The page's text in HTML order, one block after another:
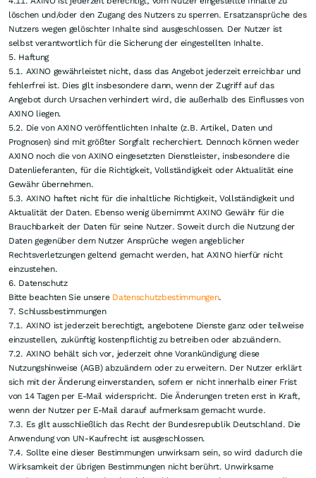
Dem Nutzer ist es nicht gestattet, unter mehren Pseudonymen im Forum
4.4. Der Nutzer hat in seinen Beiträgen einen fairen und sachlichen Ton zu
wahren. Die Meinung und Äußerung der anderen Teilnehmer ist zu
respektieren.
4.5. Um unnötige Ladezeiten zu vermeiden, wird der Nutzer gebeten, auf
das Anhängen von Bildern zu verzichten. Leserkommentare dienen darüber
hinaus dem sachlichen und verbalen Meinungsaustausch und der Diskussion
unter den registrierten Nutzern.
4.6. Sämtliche Beiträge werden erst nach Prüfung durch die Redaktion
freigegeben. Die Redaktion behält sich vor, Beiträge zu kürzen oder nicht zu
veröffentlichen. Nutzern, die wiederholt gegen die Nutzungsbestimmungen
verstoßen, kann die Registrierung entzogen werden.
rassistischem, anstößigem oder auch pornographischem Material, sowie
jegliche Verlinkung darauf ist verboten und kann rechtliche Folgen nach sich
ziehen. Es gilt ausschließlich das Recht der Bundesrepublik Deutschland.
4.8. Eine Pflicht zur Überprüfung der vom Nutzer eingestellten Inhalte
durch AXINO besteht nicht. AXINO behält sich aber das Recht vor,
4.9. Mit der Einstellung von Inhalten räumt der Nutzer AXINO und den mit
ihr verbundenen Unternehmen unentgeltlich das Recht ein, die Inhalte
zeitlich unbegrenzt zu speichern, zu verbreiten, zu veröffentlichen,
öffentlich zugänglich zu machen, zum Download anzubieten und in Online-
und Printmedien des AXINO und verbundener Unternehmen zu nutzen.
AXINO behält sich vor, Inhalte auch gekürzt zu veröffentlichen.
4.10. Der Nutzer versichert, zur Einräumung entsprechender
Nutzungsrechte an den eingestellten Inhalten berechtigt zu sein und stellt
AXINO und die mit ihm verbundenen Unternehmen von sämtlichen
Ansprüchen Dritter, die aufgrund der vom Nutzer eingestellten Inhalte
geltend gemacht werden, frei.
4.11. AXINO ist jederzeit berechtigt, vom Nutzer eingestellte Inhalte zu
löschen und/oder den Zugang des Nutzers zu sperren. Ersatzansprüche des